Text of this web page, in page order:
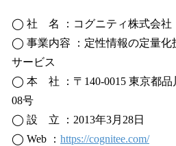
◯ 社 名 ：コグニティ株式会社
◯ 事業内容 ：定性情報の定量化
サービス
◯ 本 社 ：〒140-0015 東京都品
08号
◯ 設 立 ：2013年3月28日
◯ Web ： https://cognitee.com/